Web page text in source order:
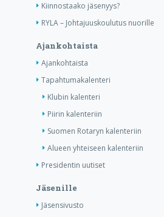
Kiinnostaako jäsenyys?
RYLA – Johtajuuskoulutus nuorille
Ajankohtaista
Ajankohtaista
Tapahtumakalenteri
Klubin kalenteri
Piirin kalenteriin
Suomen Rotaryn kalenteriin
Alueen yhteiseen kalenteriin
Presidentin uutiset
Jäsenille
Jäsensivusto